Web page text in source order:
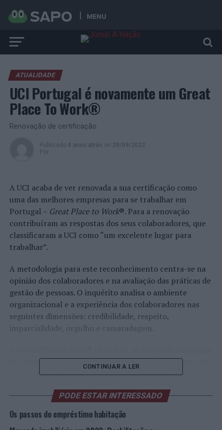
MENU
ATUALIDADE
UCI Portugal é novamente um Great
Place To Work®
Renovação de certificação
Publicado 4 anos atrás on 29/09/2022
Por
A UCI acaba de ver renovada a sua certificação como
uma das melhores empresas para se trabalhar em
Portugal – Great Place to Work®. Para a renovação
contribuíram as respostas dos seus colaboradores, que
classificaram a UCI como “um excelente lugar para
trabalhar”.
A metodologia para este reconhecimento centra-se na
opinião dos colaboradores e na avaliação das práticas de
gestão de pessoas. O inquérito analisa o ambiente
organizacional e a experiência dos colaboradores nas
seguintes dimensões: credibilidade, respeito,
imparcialidade, orgulho e camaradagem.
as organizações que, segundo os seus colaboradores, são
bons lugares de trabalho. Apenas as empresas que
passam a ser elegíveis para oranking Best Workplaces™.
(igual ou superior a 65% no inquérito).
CONTINUAR A LER
PODE ESTAR INTERESSADO
Os passos do empréstimo habitação